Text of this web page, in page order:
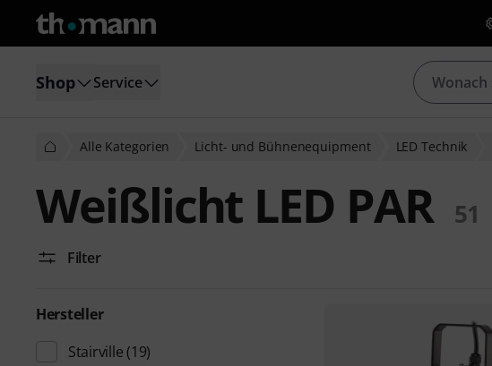
Shop Service
Alle Kategorien Licht- und Bühnenequipment LED Technik
Weißlicht LED PAR 51
Filter
Hersteller
Stairville (19)